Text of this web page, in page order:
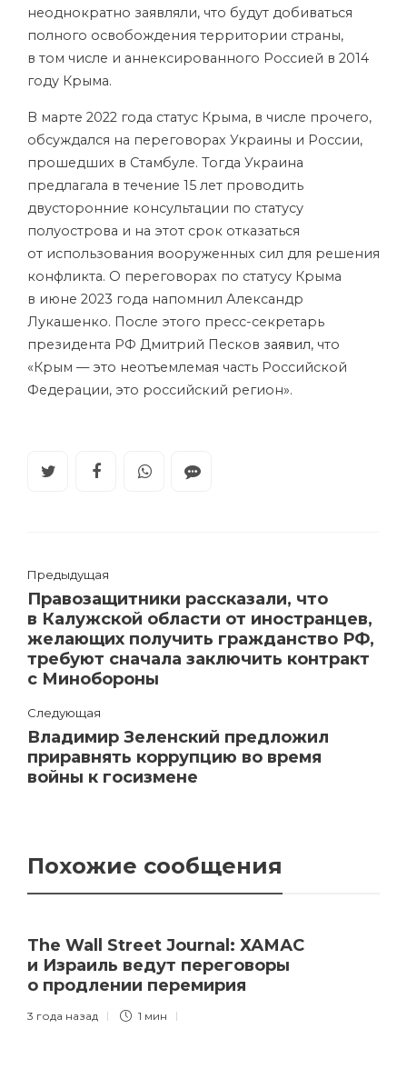
неоднократно заявляли, что будут добиваться
полного освобождения территории страны,
в том числе и аннексированного Россией в 2014
году Крыма.
В марте 2022 года статус Крыма, в числе прочего,
обсуждался на переговорах Украины и России,
прошедших в Стамбуле. Тогда Украина
предлагала в течение 15 лет проводить
двусторонние консультации по статусу
полуострова и на этот срок отказаться
от использования вооруженных сил для решения
конфликта. О переговорах по статусу Крыма
в июне 2023 года напомнил Александр
Лукашенко. После этого пресс-секретарь
президента РФ Дмитрий Песков заявил, что
«Крым — это неотъемлемая часть Российской
Федерации, это российский регион».
Предыдущая
Правозащитники рассказали, что
в Калужской области от иностранцев,
желающих получить гражданство РФ,
требуют сначала заключить контракт
с Минобороны
Следующая
Владимир Зеленский предложил
приравнять коррупцию во время
войны к госизмене
Похожие сообщения
The Wall Street Journal: ХАМАС
и Израиль ведут переговоры
о продлении перемирия
3 года назад 1 мин